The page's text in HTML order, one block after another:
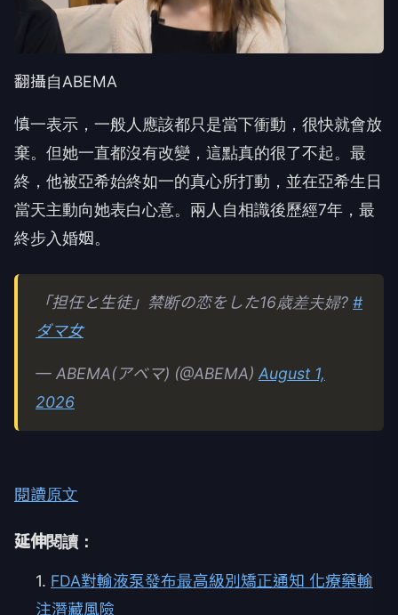
翻攝自ABEMA
慎一表示，一般人應該都只是當下衝動，很快就會放
棄。但她一直都沒有改變，這點真的很了不起。最
終，他被亞希始終如一的真心所打動，並在亞希生日
當天主動向她表白心意。兩人自相識後歷經7年，最
終步入婚姻。
「担任と生徒」禁断の恋をした16歳差夫婦? #
ダマ女
— ABEMA(アベマ) (@ABEMA) August 1,
2026
閱讀原文
延伸閱讀：
1. FDA對輸液泵發布最高級別矯正通知 化療藥輸
注潛藏風險